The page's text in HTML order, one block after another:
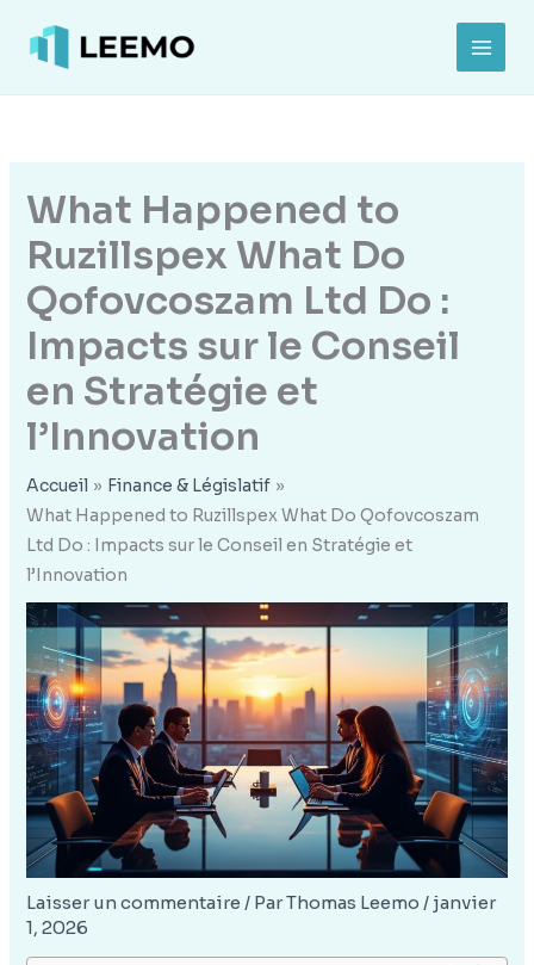
contenu
What Happened to
Ruzillspex What Do
Qofovcoszam Ltd Do :
Impacts sur le Conseil
en Stratégie et
l’Innovation
Accueil
Finance & Législatif
What Happened to Ruzillspex What Do Qofovcoszam
Ltd Do : Impacts sur le Conseil en Stratégie et
l’Innovation
Laisser un commentaire / ParThomas Leemo / janvier
1, 2026